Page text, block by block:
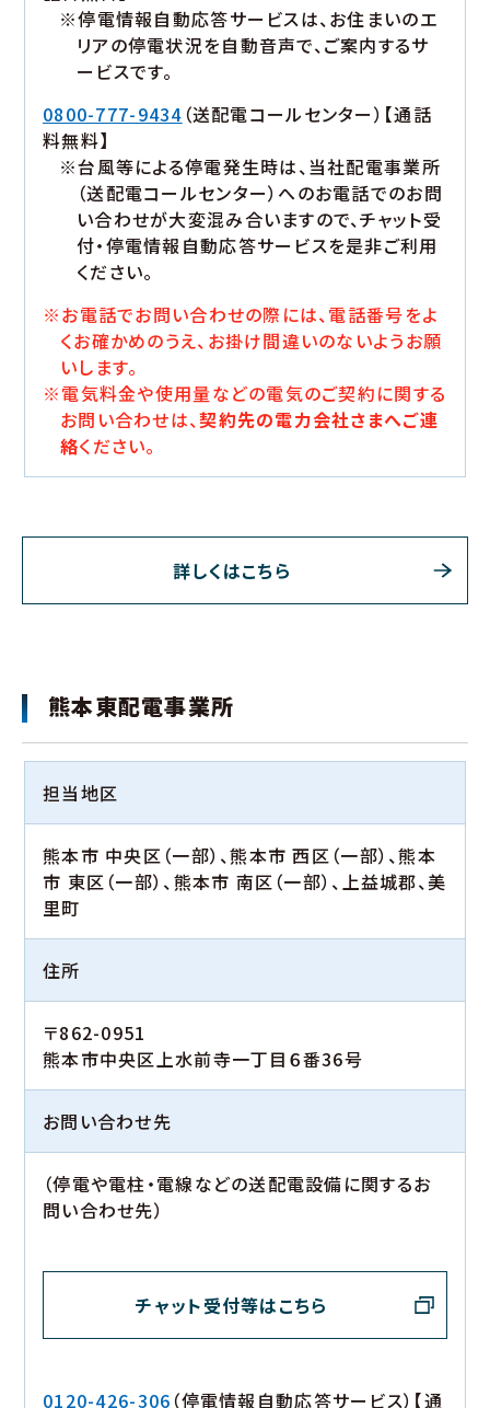
※停電情報自動応答サービスは、お住まいのエ
リアの停電状況を自動音声で、ご案内するサ
ービスです。
0800-777-9434 （送配電コールセンター）【通話
料無料】
※台風等による停電発生時は、当社配電事業所
（送配電コールセンター）へのお電話でのお問
い合わせが大変混み合いますので、チャット受
付・停電情報自動応答サービスを是非ご利用
ください。
※お電話でお問い合わせの際には、電話番号をよ
くお確かめのうえ、お掛け間違いのないようお願
いします。
※電気料金や使用量などの電気のご契約に関する
お問い合わせは、契約先の電力会社さまへご連
絡ください。
詳しくはこちら
熊本東配電事業所
担当地区
熊本市 中央区（一部）、熊本市 西区（一部）、熊本
市 東区（一部）、熊本市 南区（一部）、上益城郡、美
里町
住所
〒862-0951
熊本市中央区上水前寺一丁目６番36号
お問い合わせ先
（停電や電柱・電線などの送配電設備に関するお
問い合わせ先）
チャット受付等はこちら
0120-426-306 （停電情報自動応答サービス）【通